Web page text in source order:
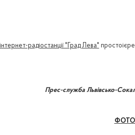
радіостанції "Град Лева"
Прес-служба Львівсько-